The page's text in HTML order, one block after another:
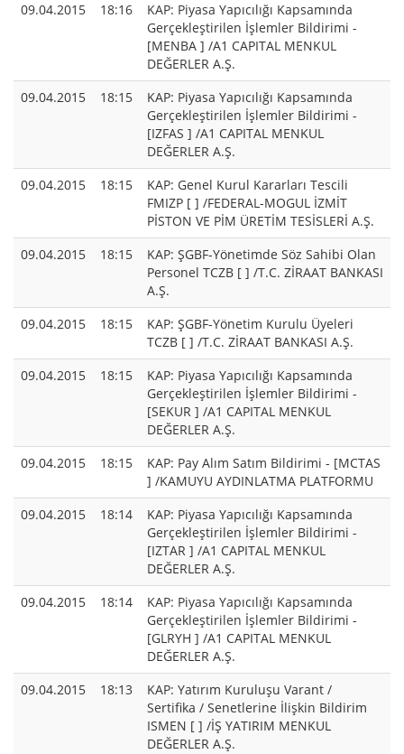
09.04.2015
18:16
KAP: Piyasa Yapıcılığı Kapsamında
Gerçekleştirilen İşlemler Bildirimi -
[MENBA ] /A1 CAPITAL MENKUL
DEĞERLER A.Ş.
09.04.2015
18:15
KAP: Piyasa Yapıcılığı Kapsamında
Gerçekleştirilen İşlemler Bildirimi -
[IZFAS ] /A1 CAPITAL MENKUL
DEĞERLER A.Ş.
09.04.2015
18:15
KAP: Genel Kurul Kararları Tescili
FMIZP [ ] /FEDERAL-MOGUL İZMİT
PİSTON VE PİM ÜRETİM TESİSLERİ A.Ş.
09.04.2015
18:15
KAP: ŞGBF-Yönetimde Söz Sahibi Olan
Personel TCZB [ ] /T.C. ZİRAAT BANKASI
A.Ş.
09.04.2015
18:15
KAP: ŞGBF-Yönetim Kurulu Üyeleri
TCZB [ ] /T.C. ZİRAAT BANKASI A.Ş.
09.04.2015
18:15
KAP: Piyasa Yapıcılığı Kapsamında
Gerçekleştirilen İşlemler Bildirimi -
[SEKUR ] /A1 CAPITAL MENKUL
DEĞERLER A.Ş.
09.04.2015
18:15
KAP: Pay Alım Satım Bildirimi - [MCTAS
] /KAMUYU AYDINLATMA PLATFORMU
09.04.2015
18:14
KAP: Piyasa Yapıcılığı Kapsamında
Gerçekleştirilen İşlemler Bildirimi -
[IZTAR ] /A1 CAPITAL MENKUL
DEĞERLER A.Ş.
09.04.2015
18:14
KAP: Piyasa Yapıcılığı Kapsamında
Gerçekleştirilen İşlemler Bildirimi -
[GLRYH ] /A1 CAPITAL MENKUL
DEĞERLER A.Ş.
09.04.2015
18:13
KAP: Yatırım Kuruluşu Varant /
Sertifika / Senetlerine İlişkin Bildirim
ISMEN [ ] /İŞ YATIRIM MENKUL
DEĞERLER A.Ş.